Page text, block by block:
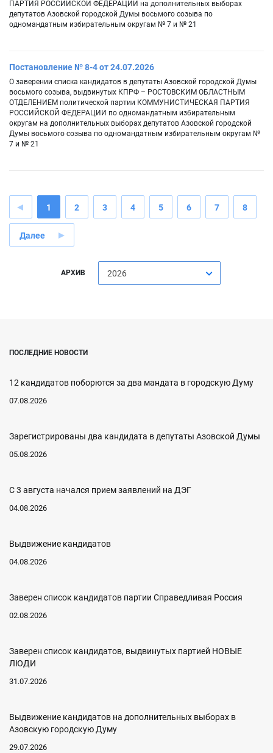
ПАРТИЯ РОССИЙСКОЙ ФЕДЕРАЦИИ на дополнительных выборах
депутатов Азовской городской Думы восьмого созыва по
одномандатным избирательным округам № 7 и № 21
Постановление № 8-4 от 24.07.2026
О заверении списка кандидатов в депутаты Азовской городской Думы
восьмого созыва, выдвинутых КПРФ – РОСТОВСКИМ ОБЛАСТНЫМ
ОТДЕЛЕНИЕМ политической партии КОММУНИСТИЧЕСКАЯ ПАРТИЯ
РОССИЙСКОЙ ФЕДЕРАЦИИ по одномандатным избирательным
округам на дополнительных выборах депутатов Азовской городской
Думы восьмого созыва по одномандатным избирательным округам №
7 и № 21
1 2 3 4 5 6 7 8
Далее
АРХИВ 2026
ПОСЛЕДНИЕ НОВОСТИ
12 кандидатов поборются за два мандата в городскую Думу
07.08.2026
Зарегистрированы два кандидата в депутаты Азовской Думы
05.08.2026
С 3 августа начался прием заявлений на ДЭГ
04.08.2026
Выдвижение кандидатов
04.08.2026
Заверен список кандидатов партии Справедливая Россия
02.08.2026
Заверен список кандидатов, выдвинутых партией НОВЫЕ
ЛЮДИ
31.07.2026
Выдвижение кандидатов на дополнительных выборах в
Азовскую городскую Думу
29.07.2026